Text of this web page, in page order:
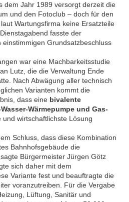
dem Jahr 1989 versorgt derzeit die
und den Fotoclub – doch für den
Wartungsfirma keine Ersatzteile
fasste der
Grundsatzbeschluss
war eine Machbarkeitsstudie
Lutz, die die Verwaltung Ende
Nach Abwägung aller technisch
Varianten kommt die
dass eine bivalente
Wärmepumpe und Gas-
und wirtschaftlichste Lösung
Schluss, dass diese Kombination
Bahnhofsgebäude die
Bürgermeister Jürgen Götz
sich daher mit dem
Variante fest und beauftragte die
voranzutreiben. Für die Vergabe
Lüftung, Sanitär und